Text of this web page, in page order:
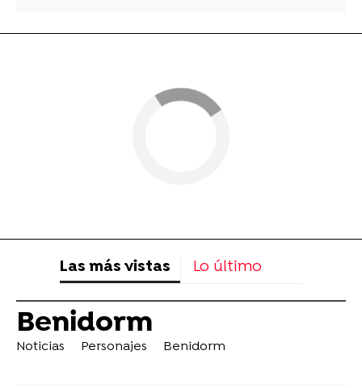
Las más vistas Lo último
Benidorm
Noticias Personajes Benidorm